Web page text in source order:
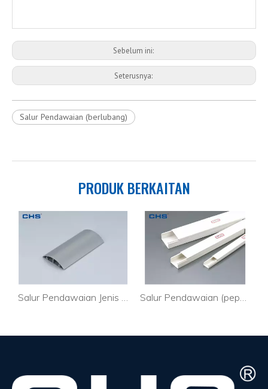
Sebelum ini:
Seterusnya:
Salur Pendawaian (berlubang)
PRODUK BERKAITAN